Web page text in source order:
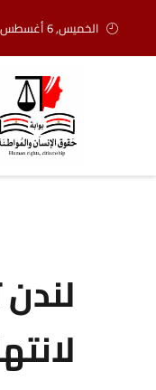
الخميس, 6 أغسطس 2026